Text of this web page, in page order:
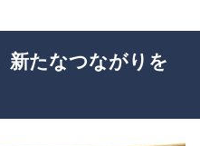
新たなつながりを